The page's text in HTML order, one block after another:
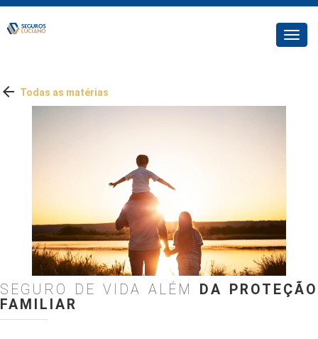
 Todas as matérias
SEGURO DE VIDA ALÉM
DA PROTEÇÃO
FAMILIAR